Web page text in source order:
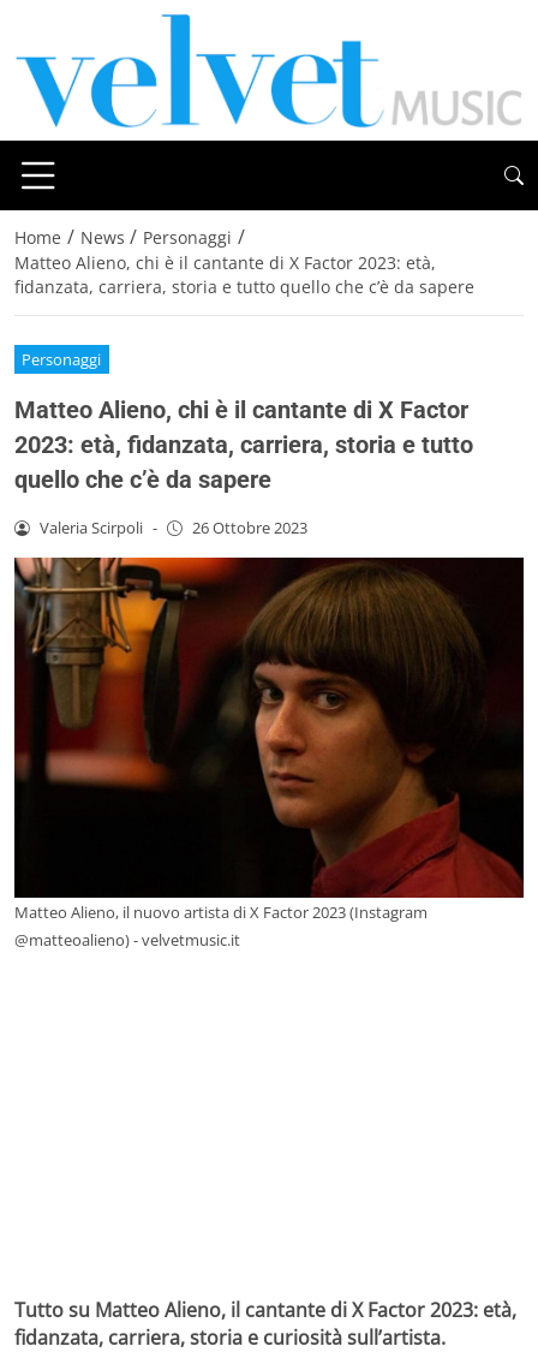
Home / News / Personaggi /
Matteo Alieno, chi è il cantante di X Factor 2023: età,
fidanzata, carriera, storia e tutto quello che c’è da sapere
Personaggi
Matteo Alieno, chi è il cantante di X Factor
2023: età, fidanzata, carriera, storia e tutto
quello che c’è da sapere
Valeria Scirpoli - 26 Ottobre 2023
Matteo Alieno, il nuovo artista di X Factor 2023 (Instagram
@matteoalieno) - velvetmusic.it
Tutto su Matteo Alieno, il cantante di X Factor 2023: età,
fidanzata, carriera, storia e curiosità sull’artista.